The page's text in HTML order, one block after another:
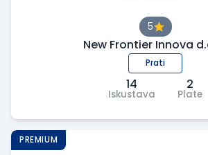
5
New Frontier Innova
Prati
14
Iskustava
2
Plate
PREMIUM